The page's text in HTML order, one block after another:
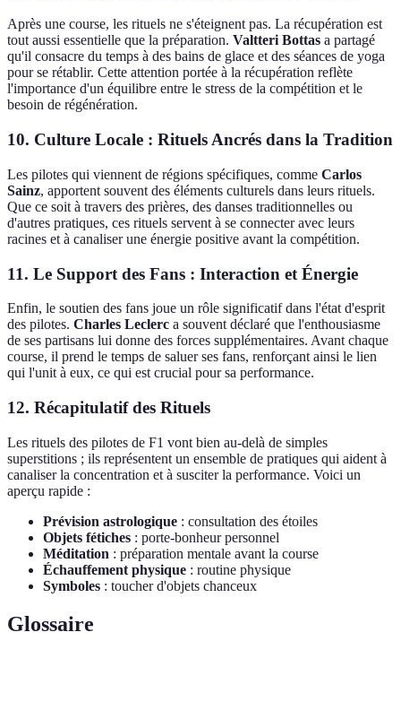
Après une course, les rituels ne s'éteignent pas. La récupération est
tout aussi essentielle que la préparation. Valtteri Bottas a partagé
qu'il consacre du temps à des bains de glace et des séances de yoga
pour se rétablir. Cette attention portée à la récupération reflète
l'importance d'un équilibre entre le stress de la compétition et le
besoin de régénération.
10. Culture Locale : Rituels Ancrés dans la Tradition
Les pilotes qui viennent de régions spécifiques, comme Carlos
Sainz, apportent souvent des éléments culturels dans leurs rituels.
Que ce soit à travers des prières, des danses traditionnelles ou
d'autres pratiques, ces rituels servent à se connecter avec leurs
racines et à canaliser une énergie positive avant la compétition.
11. Le Support des Fans : Interaction et Énergie
Enfin, le soutien des fans joue un rôle significatif dans l'état d'esprit
des pilotes. Charles Leclerc a souvent déclaré que l'enthousiasme
de ses partisans lui donne des forces supplémentaires. Avant chaque
course, il prend le temps de saluer ses fans, renforçant ainsi le lien
qui l'unit à eux, ce qui est crucial pour sa performance.
12. Récapitulatif des Rituels
Les rituels des pilotes de F1 vont bien au-delà de simples
superstitions ; ils représentent un ensemble de pratiques qui aident à
canaliser la concentration et à susciter la performance. Voici un
aperçu rapide :
Prévision astrologique : consultation des étoiles
Objets fétiches : porte-bonheur personnel
Méditation : préparation mentale avant la course
Échauffement physique : routine physique
Symboles : toucher d'objets chanceux
Glossaire